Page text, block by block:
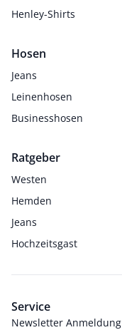
Henley-Shirts
Hosen
Jeans
Leinenhosen
Businesshosen
Ratgeber
Westen
Hemden
Jeans
Hochzeitsgast
Service
Newsletter Anmeldung